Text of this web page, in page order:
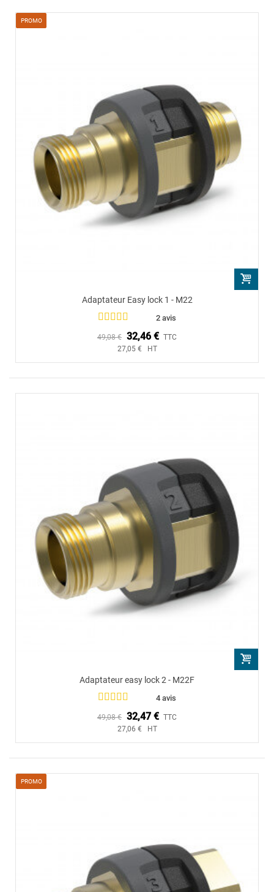
PROMO
Adaptateur Easy lock 1 - M22
2 avis
49,08 € 32,46 € TTC
27,05 € HT
Adaptateur easy lock 2 - M22F
4 avis
49,08 € 32,47 € TTC
27,06 € HT
PROMO